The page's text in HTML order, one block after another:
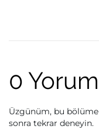
0 Yorum
Üzgünüm, bu
sonra tekrar deneyin.